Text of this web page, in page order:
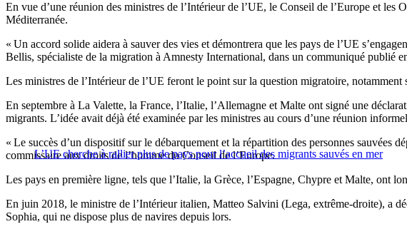
En vue d’une réunion des ministres de l’Intérieur de l’UE, le Conseil de l’Europe et les
Méditerranée.
« Un accord solide aidera à sauver des vies et démontrera que les pays de l’UE
Bellis, spécialiste de la migration à Amnesty International, dans un communiqué publié
Les ministres de l’Intérieur de l’UE feront le point sur la question migratoire,
En septembre à La Valette, la France, l’Italie, l’Allemagne et Malte ont signé une
migrants. L’idée avait déjà été examinée par les ministres au cours d’une réunion
L’UE cherche à rallier plus de pays pour l’accueil des migrants sauvés en mer
« Le succès d’un dispositif sur le débarquement et la répartition des personnes
commissaire aux droits de l’homme du Conseil de l’Europe.
Les pays en première ligne, tels que l’Italie, la Grèce, l’Espagne, Chypre et Malte, ont
En juin 2018, le ministre de l’Intérieur italien, Matteo Salvini (Lega, extrême-droite), a
Sophia, qui ne dispose plus de navires depuis lors.